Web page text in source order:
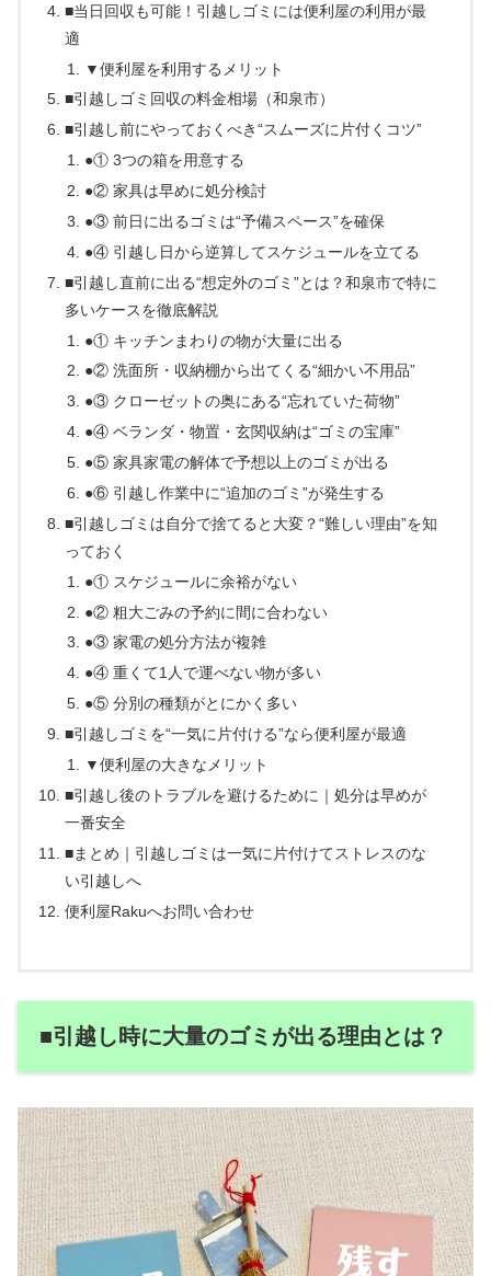
■当日回収も可能！引越しゴミには便利屋の利用が最
適
▼便利屋を利用するメリット
■引越しゴミ回収の料金相場（和泉市）
■引越し前にやっておくべき“スムーズに片付くコツ”
●① 3つの箱を用意する
●② 家具は早めに処分検討
●③ 前日に出るゴミは“予備スペース”を確保
●④ 引越し日から逆算してスケジュールを立てる
■引越し直前に出る“想定外のゴミ”とは？和泉市で特に
多いケースを徹底解説
●① キッチンまわりの物が大量に出る
●② 洗面所・収納棚から出てくる“細かい不用品”
●③ クローゼットの奥にある“忘れていた荷物”
●④ ベランダ・物置・玄関収納は“ゴミの宝庫”
●⑤ 家具家電の解体で予想以上のゴミが出る
●⑥ 引越し作業中に“追加のゴミ”が発生する
■引越しゴミは自分で捨てると大変？“難しい理由”を知
っておく
●① スケジュールに余裕がない
●② 粗大ごみの予約に間に合わない
●③ 家電の処分方法が複雑
●④ 重くて1人で運べない物が多い
●⑤ 分別の種類がとにかく多い
■引越しゴミを“一気に片付ける”なら便利屋が最適
▼便利屋の大きなメリット
■引越し後のトラブルを避けるために｜処分は早めが
一番安全
■まとめ｜引越しゴミは一気に片付けてストレスのな
い引越しへ
便利屋Rakuへお問い合わせ
■引越し時に大量のゴミが出る理由とは？